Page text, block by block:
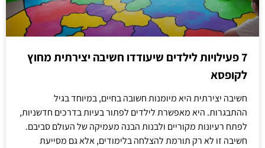
7 פעילויות לילדים שיעודדו חשיבה יצירתית מחוץ
לקופסא
חשיבה יצירתית היא מיומנות חשובה בחיים, במיוחד בגיל
ההתבגרות. היא מאפשרת לילדים לפתור בעיות בדרכים חדשניות,
לפתח רעיונות מקוריים ולבנות הבנה מעמיקה של העולם סביבם.
חשיבה זו לא רק תורמת להצלחה בלימודים, אלא גם מסייעת